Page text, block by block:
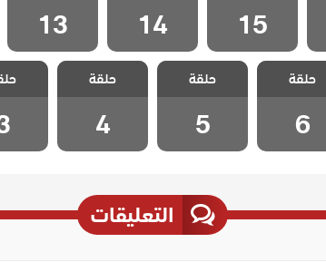
15
14
13
شارع
الحلقة 6
حلقة
6
مسلسل شارع
السلام الحلقة 5
حلقة
5
مسلسل شارع
السلام الحلقة 4
حلقة
4
السلام
التعليقات